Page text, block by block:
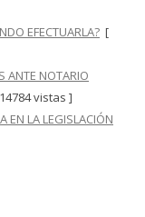
EFECTUARLA? [
ANTE NOTARIO
vistas ]
EN LA LEGISLACIÓN